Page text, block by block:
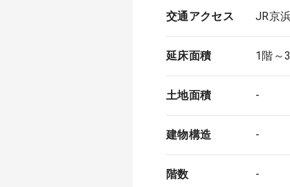
交通アクセス JR京
延床面積 1階～
土地面積 -
建物構造 -
階数 -